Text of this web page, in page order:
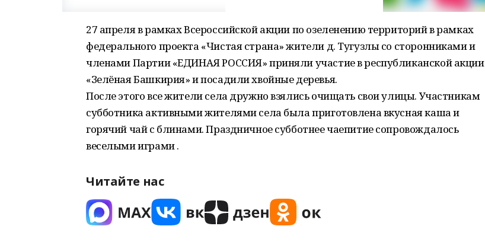
27 апреля в рамках Всероссийской акции по озеленению территорий в рамках
федерального проекта «Чистая страна» жители д. Тугузлы со сторонниками и
членами Партии «ЕДИНАЯ РОССИЯ» приняли участие в республиканской акции
«Зелёная Башкирия» и посадили хвойные деревья.
После этого все жители села дружно взялись очищать свои улицы. Участникам
субботника активными жителями села была приготовлена вкусная каша и
горячий чай с блинами. Праздничное субботнее чаепитие сопровождалось
веселыми играми .
Читайте нас